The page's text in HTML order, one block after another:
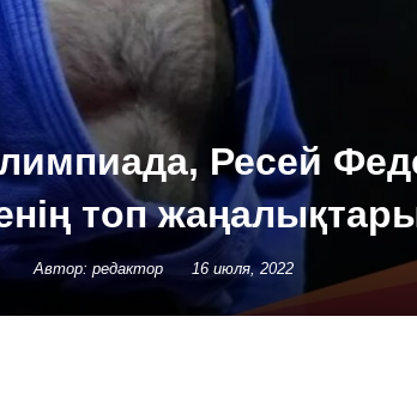
Ресей
топ
Автор: редактор 16 июля, 2022